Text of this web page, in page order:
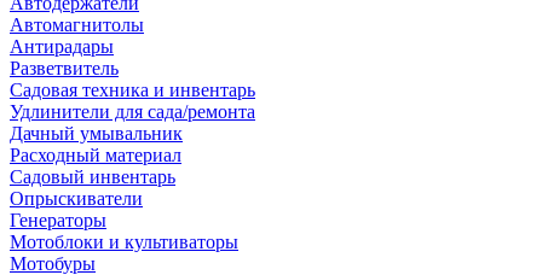
Автомагнитолы
Антирадары
Разветвитель
Садовая техника и инвентарь
Удлинители для сада/ремонта
Дачный умывальник
Расходный материал
Садовый инвентарь
Опрыскиватели
Генераторы
Мотоблоки и культиваторы
Мотобуры